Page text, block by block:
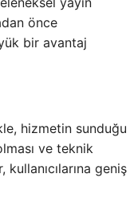
önce
bir avantaj
hizmetin sunduğu
ve teknik
geniş